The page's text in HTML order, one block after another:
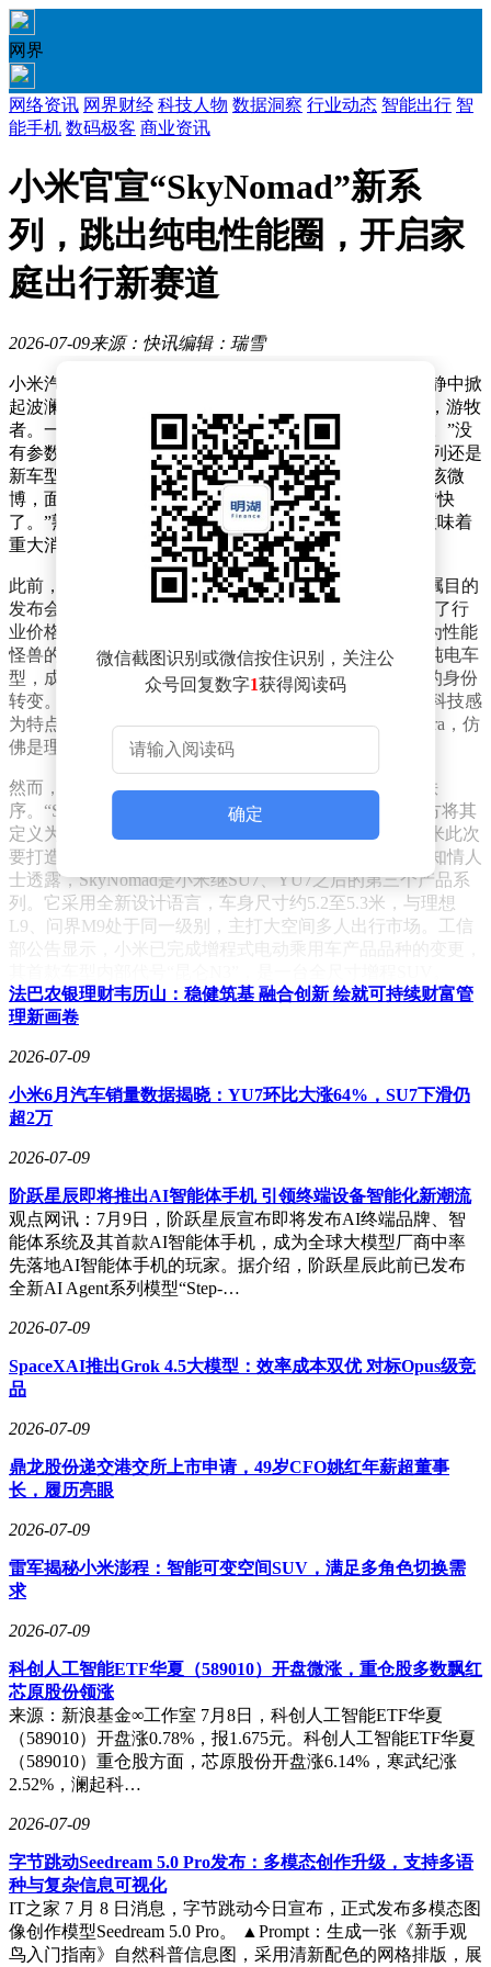
网界
网络资讯 网界财经 科技人物 数据洞察 行业动态 智能出行 智
能手机 数码极客 商业资讯
小米官宣“SkyNomad”新系
列，跳出纯电性能圈，开启家
庭出行新赛道
2026-07-09来源：快讯编辑：瑞雪
小米汽车官方微博突然发布的一张海报，让汽车圈在平静中掀
起波澜。海报上仅有一行简短文字：“SkyNomad。天空，游牧
者。一个关于空间和生活的新名字，先和大家打个招呼。”没
有参数、没有配置，甚至未明确说明这是新品牌、新系列还是
新车型，却成功吸引了所有人的目光。随后，雷军转发该微
博，面对网友对发布时间的追问，他只回复了两个字：“快
了。”熟悉雷军风格的人都知道，这简单的两个字往往意味着
重大消息即将来临，当年SU7发布前，他便是如此回应。
此前，人们对小米汽车的印象大多停留在SU7那场备受瞩目的
发布会上。21.59万元的定价，犹如一颗重磅炸弹，炸穿了行
业价格底线；零百加速2.78秒的性能表现，更是让其成为性能
怪兽的代名词。过去两年多，小米凭借SU7和YU7两款纯电车
型，成功实现了从“手机厂商造车”到“新势力头部玩家”的身份
转变。这两款车有着相似的基因，均以纯电、高性能、科技感
为特点，命名逻辑也十分规整，如SU7、YU7、SU7 Ultra，仿
佛是理工男精心排列的Excel表格。
然而，SkyNomad的出现，彻底打破了小米汽车现有的秩
序。“SKY”象征着天空，“NOMAD”寓意着游牧者，官方将其
定义为“一个关于空间和生活的新名字”。简单来说，小米此次
要打造的是一款能让用户带着家人去野外游玩的车。据知情人
士透露，SkyNomad是小米继SU7、YU7之后的第三个产品系
列。它采用全新设计语言，车身尺寸约5.2至5.3米，与理想
L9、问界M9处于同一级别，主打大空间多人出行市场。工信
部公告显示，小米已完成增程式电动乘用车产品品种的变更，
如果说SU7是小米在轿车赛道上的“破门一脚”，YU7是SUV领
的叙事框架，去触碰一个全新的用户群体——家庭用户、户外
爱好者以及那些渴望“逃离城市”的人。更令人惊喜的是，网传
七座版SkyNomad将配备原厂电动升降车顶帐篷。用户只需在
车内按键操作，帐篷即可展开，升起后内部高度超过1.5米，
还能联动车内空调、照明和供电系统。这意味着，这台SUV
已经开始卷帐篷了。
关于SkyNomad的中文名，目前仍是一个谜。此前业内盛传其
将命名为“寻天”，因为小米早在2023年4月就申请注册了“寻
天”商标，国际分类涵盖运输工具，2024年11月又提交
就在官宣前后，小米汽车科技有限公司悄然注册了“小米澎
程”微信公众号、抖音号和小红书账号，头像直接标
注“SKYNOMAD小米澎程”。“澎程”谐音“鹏程”，又与小米自
研的“澎湃”芯片技术体系相呼应。究竟是“寻天”所代表的硬核
探险风，还是“澎程”蕴含的鹏程万里寓意，目前官方尚未给出
除了中文名的悬念，SkyNomad的品牌定位也引发了各路媒体
品系列，还有人猜测是独立子品牌。但从海报上保留的小米
Logo来看，它大概率是小米体系内的独立产品线，而非像“红
米汽车”那样的廉价子品牌。其定价区间预计落在20万到45万
元，直接对标理想L系列和问界M系列。这意味着SkyNomad并
非走低价走量路线，而是要在中高端家用市场与目前增程赛道
SUV销量前十名中，理想和问界上榜车型占据了7席，堪称红
得发紫的血海。但小米依然选择在这个时候入局，因为2026年
55万辆的销量目标摆在那里。今年上半年，小米汽车累计交付
约18万辆，目标完成率仅三成出头，下半年急需一款能走量的
重磅产品来填补缺口，SkyNomad无疑是被寄予厚望的那张
牌。有消息称，新车已备了超过1万台现车，力求实现“上市即
从SU7到YU7，再到如今的SkyNomad，小米汽车在三年内完
成了三次身份切换。起初，它是“性能挑战者”，以SU7挑战传
统性能轿车；随后成为“SUV破局者”，凭借YU7在SUV市场站
稳脚跟；如今又化身“家庭出行定义者”，试图开拓全新的增量
空间。有人认为小米过于贪心，试图占据所有赛道。但从另一
微信截图识别或微信按住识别，关注公
众号回复数字1获得阅读码
确定
法巴农银理财韦历山：稳健筑基 融合创新 绘就可持续财富管
理新画卷
2026-07-09
小米6月汽车销量数据揭晓：YU7环比大涨64%，SU7下滑仍
超2万
2026-07-09
阶跃星辰即将推出AI智能体手机 引领终端设备智能化新潮流
观点网讯：7月9日，阶跃星辰宣布即将发布AI终端品牌、智
能体系统及其首款AI智能体手机，成为全球大模型厂商中率
先落地AI智能体手机的玩家。据介绍，阶跃星辰此前已发布
全新AI Agent系列模型“Step-…
2026-07-09
SpaceXAI推出Grok 4.5大模型：效率成本双优 对标Opus级竞
品
2026-07-09
鼎龙股份递交港交所上市申请，49岁CFO姚红年薪超董事
长，履历亮眼
2026-07-09
雷军揭秘小米澎程：智能可变空间SUV，满足多角色切换需
求
2026-07-09
科创人工智能ETF华夏（589010）开盘微涨，重仓股多数飘红
芯原股份领涨
来源：新浪基金∞工作室 7月8日，科创人工智能ETF华夏
（589010）开盘涨0.78%，报1.675元。科创人工智能ETF华夏
（589010）重仓股方面，芯原股份开盘涨6.14%，寒武纪涨
2.52%，澜起科…
2026-07-09
字节跳动Seedream 5.0 Pro发布：多模态创作升级，支持多语
种与复杂信息可视化
IT之家 7 月 8 日消息，字节跳动今日宣布，正式发布多模态图
像创作模型Seedream 5.0 Pro。 ▲Prompt：生成一张《新手观
鸟入门指南》自然科普信息图，采用清新配色的网格排版，展